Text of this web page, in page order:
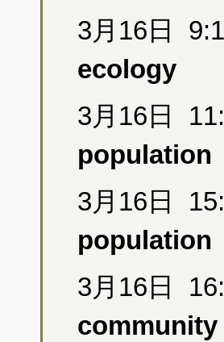
3月16日
ecology
3月16日
population
3月16日
population
3月16日
community